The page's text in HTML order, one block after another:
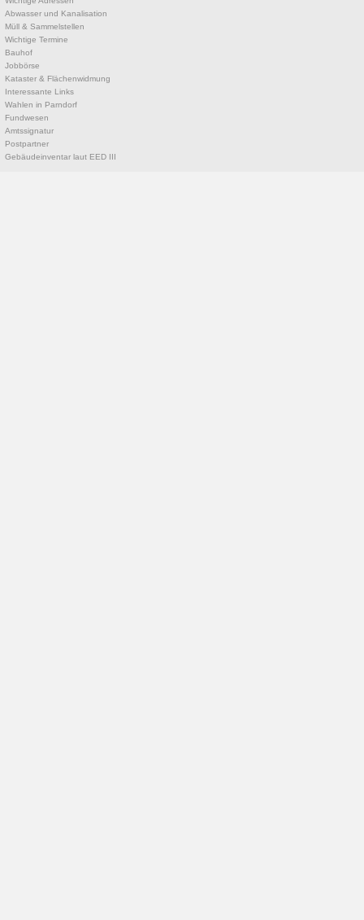
Abwasser und Kanalisation
Müll & Sammelstellen
Wichtige Termine
Bauhof
Jobbörse
Kataster & Flächenwidmung
Interessante Links
Wahlen in Parndorf
Fundwesen
Amtssignatur
Postpartner
Gebäudeinventar laut EED III